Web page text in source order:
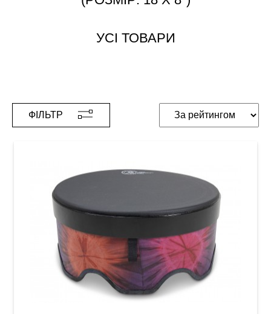
УСІ ТОВАРИ
ФІЛЬТР